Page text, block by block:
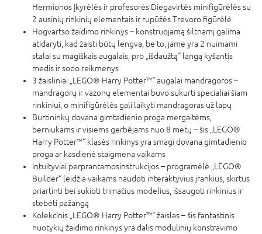
Hermionos Įkyrėlės ir profesorės Diegavirtės minifigūrėlės su
2 ausinių rinkinių elementais ir rupūžės Trevoro figūrėlė
Hogvartso žaidimo rinkinys – konstruojamą šiltnamį galima
atidaryti, kad žaisti būtų lengva, be to, jame yra 2 nuimami
stalai su magiškais augalais, pro „išdaužtą“ langą kyšantis
medis ir sodo reikmenys
3 žaisliniai „LEGO® Harry Potter™“ augalai mandragoros –
mandragorų ir vazonų elementai buvo sukurti specialiai šiam
rinkiniui, o minifigūrėlės gali laikyti mandragoras už lapų
Burtininkų dovana gimtadienio proga mergaitėms,
berniukams ir visiems gerbėjams nuo 8 metų – šis „LEGO®
Harry Potter™“ klasės rinkinys yra smagi dovana gimtadienio
proga ar kasdienė staigmena vaikams
Intuityviai perprantamosinstrukcijos – programėlė „LEGO®
Builder“ leidžia vaikams naudoti interaktyvius įrankius, skirtus
priartinti bei sukioti trimačius modelius, išsaugoti rinkinius ir
stebėti pažangą
Kolekcinis „LEGO® Harry Potter™“ žaislas – šis fantastinis
nuotykių žaidimo rinkinys yra dalis modulinių konstravimo